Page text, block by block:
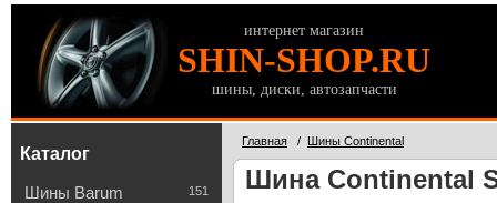
интернет магазин
SHIN-SHOP.RU
шины, диски, автозапчасти
Каталог
151
Шины Barum
Главная / Шины Continental
Шина Continental